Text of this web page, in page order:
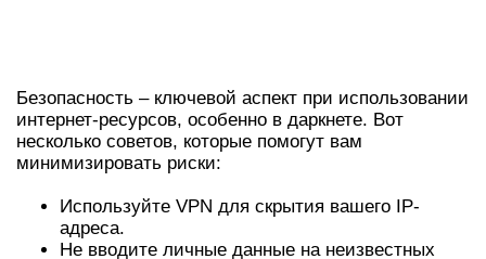
Безопасность – ключевой аспект при использовании
интернет-ресурсов, особенно в даркнете. Вот
несколько советов, которые помогут вам
минимизировать риски:
Используйте VPN для скрытия вашего IP-
адреса.
Не вводите личные данные на неизвестных